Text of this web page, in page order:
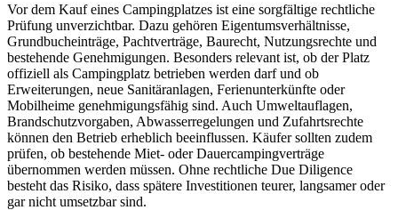
Vor dem Kauf eines Campingplatzes ist eine sorgfältige rechtliche
Prüfung unverzichtbar. Dazu gehören Eigentumsverhältnisse,
Grundbucheinträge, Pachtverträge, Baurecht, Nutzungsrechte und
bestehende Genehmigungen. Besonders relevant ist, ob der Platz
offiziell als Campingplatz betrieben werden darf und ob
Erweiterungen, neue Sanitäranlagen, Ferienunterkünfte oder
Mobilheime genehmigungsfähig sind. Auch Umweltauflagen,
Brandschutzvorgaben, Abwasserregelungen und Zufahrtsrechte
können den Betrieb erheblich beeinflussen. Käufer sollten zudem
prüfen, ob bestehende Miet- oder Dauercampingverträge
übernommen werden müssen. Ohne rechtliche Due Diligence
besteht das Risiko, dass spätere Investitionen teurer, langsamer oder
gar nicht umsetzbar sind.